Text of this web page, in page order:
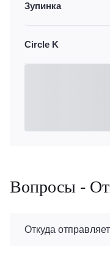
Зупинка
Circle K
Вопросы -
Откуда